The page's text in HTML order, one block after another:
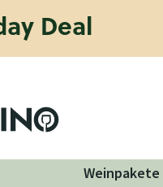
Deal
Weinpakete